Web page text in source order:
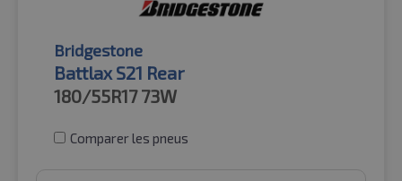
Bridgestone
Battlax S21 Rear
180/55R17 73W
Comparer les pneus